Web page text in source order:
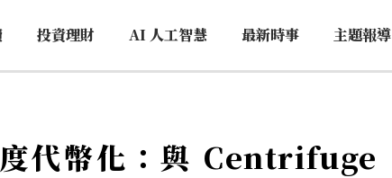
投資理財 AI 人工智慧 最新時事 主題報導
代幣化：與 Centrifuge